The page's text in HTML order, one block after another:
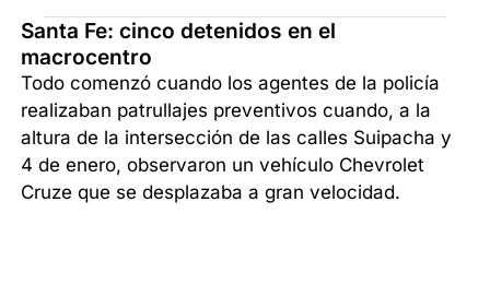
Santa Fe: cinco detenidos en el
macrocentro
Todo comenzó cuando los agentes de la policía
realizaban patrullajes preventivos cuando, a la
altura de la intersección de las calles Suipacha y
4 de enero, observaron un vehículo Chevrolet
Cruze que se desplazaba a gran velocidad.